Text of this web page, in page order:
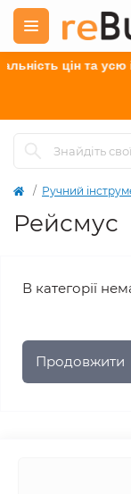
цін та усю
Ручний
Рейсмус
В категорії
Продовжити